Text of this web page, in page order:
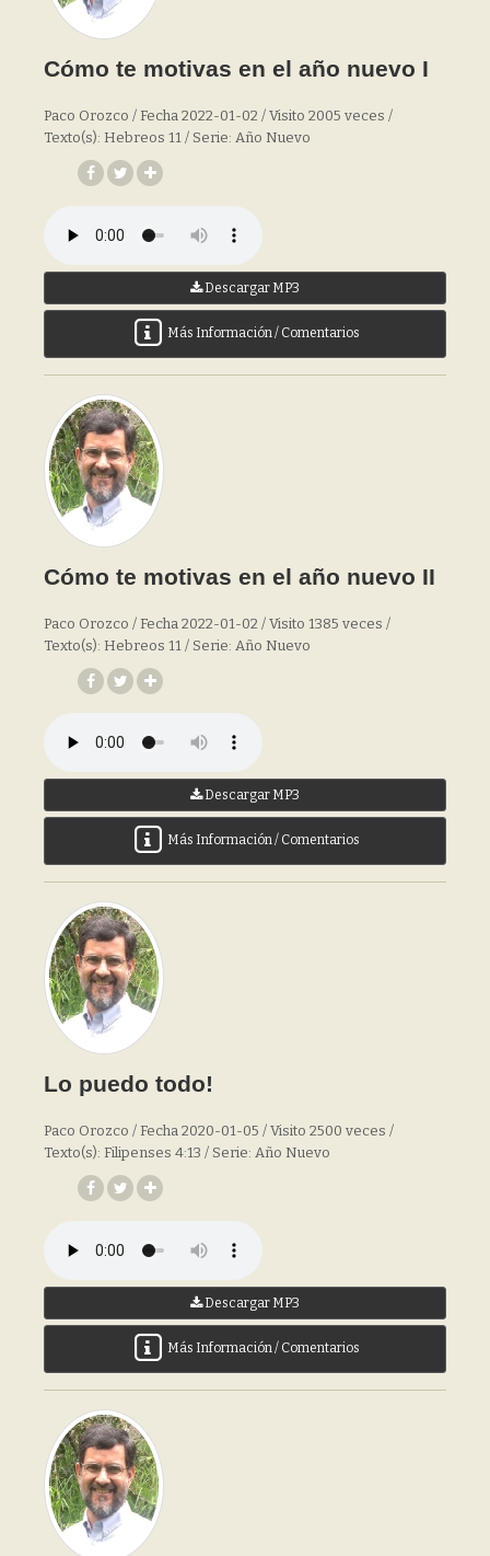
Cómo te motivas en el año nuevo I
Paco Orozco / Fecha 2022-01-02 / Visito 2005 veces /
Texto(s): Hebreos 11 / Serie: Año Nuevo
Descargar MP3
Más Información / Comentarios
Cómo te motivas en el año nuevo II
Paco Orozco / Fecha 2022-01-02 / Visito 1385 veces /
Texto(s): Hebreos 11 / Serie: Año Nuevo
Descargar MP3
Más Información / Comentarios
Lo puedo todo!
Paco Orozco / Fecha 2020-01-05 / Visito 2500 veces /
Texto(s): Filipenses 4:13 / Serie: Año Nuevo
Descargar MP3
Más Información / Comentarios